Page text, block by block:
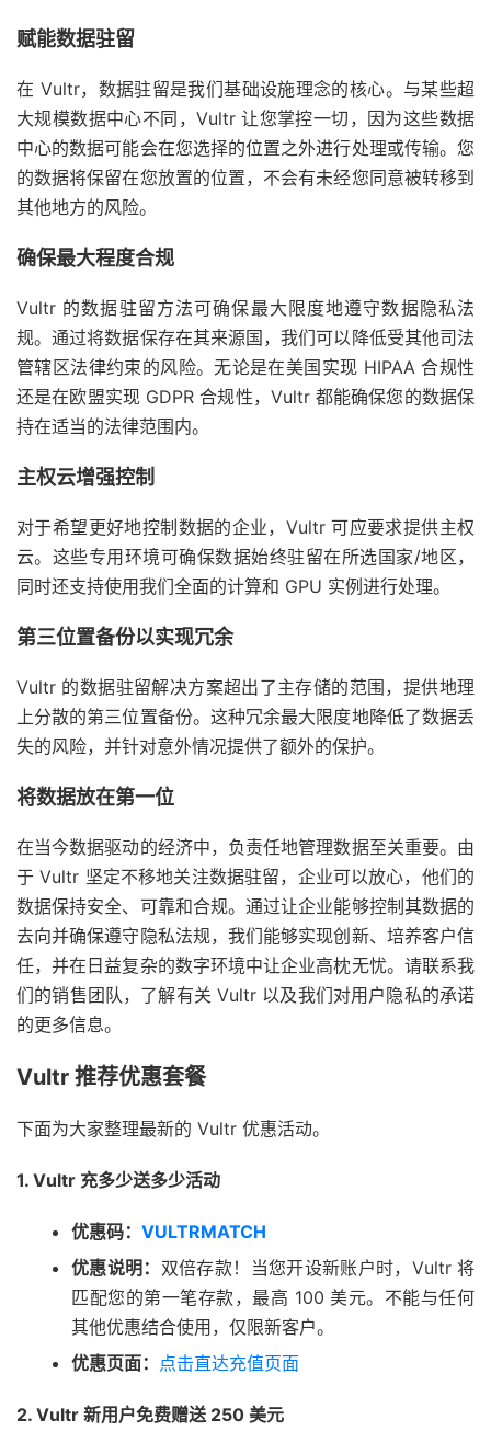
赋能数据驻留
在 Vultr，数据驻留是我们基础设施理念的核心。与某些超
大规模数据中心不同，Vultr 让您掌控一切，因为这些数据
中心的数据可能会在您选择的位置之外进行处理或传输。您
的数据将保留在您放置的位置，不会有未经您同意被转移到
其他地方的风险。
确保最大程度合规
Vultr 的数据驻留方法可确保最大限度地遵守数据隐私法
规。通过将数据保存在其来源国，我们可以降低受其他司法
管辖区法律约束的风险。无论是在美国实现 HIPAA 合规性
还是在欧盟实现 GDPR 合规性，Vultr 都能确保您的数据保
持在适当的法律范围内。
主权云增强控制
对于希望更好地控制数据的企业，Vultr 可应要求提供主权
云。这些专用环境可确保数据始终驻留在所选国家/地区，
同时还支持使用我们全面的计算和 GPU 实例进行处理。
第三位置备份以实现冗余
Vultr 的数据驻留解决方案超出了主存储的范围，提供地理
上分散的第三位置备份。这种冗余最大限度地降低了数据丢
失的风险，并针对意外情况提供了额外的保护。
将数据放在第一位
在当今数据驱动的经济中，负责任地管理数据至关重要。由
于 Vultr 坚定不移地关注数据驻留，企业可以放心，他们的
数据保持安全、可靠和合规。通过让企业能够控制其数据的
去向并确保遵守隐私法规，我们能够实现创新、培养客户信
任，并在日益复杂的数字环境中让企业高枕无忧。 请联系我
们的销售团队，了解有关 Vultr 以及我们对用户隐私的承诺
的更多信息。
Vultr 推荐优惠套餐
下面为大家整理最新的 Vultr 优惠活动。
1. Vultr 充多少送多少活动
优惠码： VULTRMATCH
优惠说明： 双倍存款！当您开设新账户时，Vultr 将
匹配您的第一笔存款，最高 100 美元。不能与任何
其他优惠结合使用，仅限新客户。
优惠页面： 点击直达充值页面
2. Vultr 新用户免费赠送 250 美元